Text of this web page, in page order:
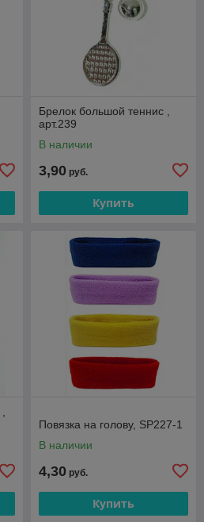
Брелок большой теннис ,
арт.239
В наличии
3,90 руб.
Купить
Повязка на голову, SP227-1
В наличии
4,30 руб.
Купить